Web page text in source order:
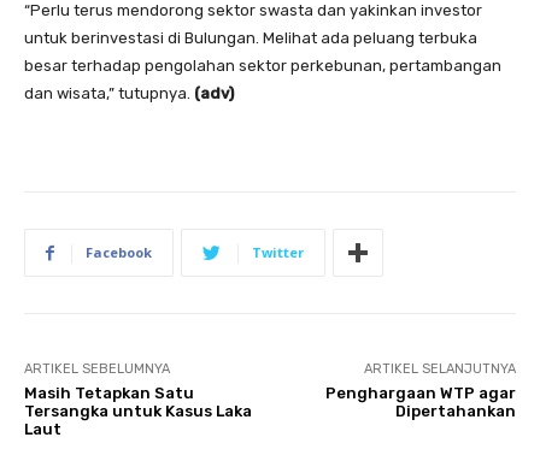
“Perlu terus mendorong sektor swasta dan yakinkan investor
untuk berinvestasi di Bulungan. Melihat ada peluang terbuka
besar terhadap pengolahan sektor perkebunan, pertambangan
dan wisata,” tutupnya. (adv)
Facebook Twitter
ARTIKEL SEBELUMNYA
Masih Tetapkan Satu
Tersangka untuk Kasus Laka
Laut
ARTIKEL SELANJUTNYA
Penghargaan WTP agar
Dipertahankan